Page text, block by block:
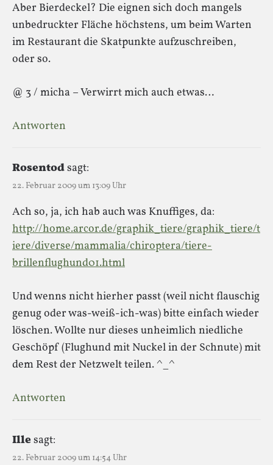
Aber Bierdeckel? Die eignen sich doch mangels
unbedruckter Fläche höchstens, um beim Warten
im Restaurant die Skatpunkte aufzuschreiben,
oder so.
@ 3 / micha – Verwirrt mich auch etwas…
Antworten
Rosentodsagt:
22. Februar 2009 um 13:09 Uhr
Ach so, ja, ich hab auch was Knuffiges, da:
http://home.arcor.de/graphik_tiere/graphik_tiere/t
iere/diverse/mammalia/chiroptera/tiere-
brillenflughund01.html
Und wenns nicht hierher passt (weil nicht flauschig
genug oder was-weiß-ich-was) bitte einfach wieder
löschen. Wollte nur dieses unheimlich niedliche
Geschöpf (Flughund mit Nuckel in der Schnute) mit
dem Rest der Netzwelt teilen. ^_^
Antworten
Illesagt:
22. Februar 2009 um 14:54 Uhr